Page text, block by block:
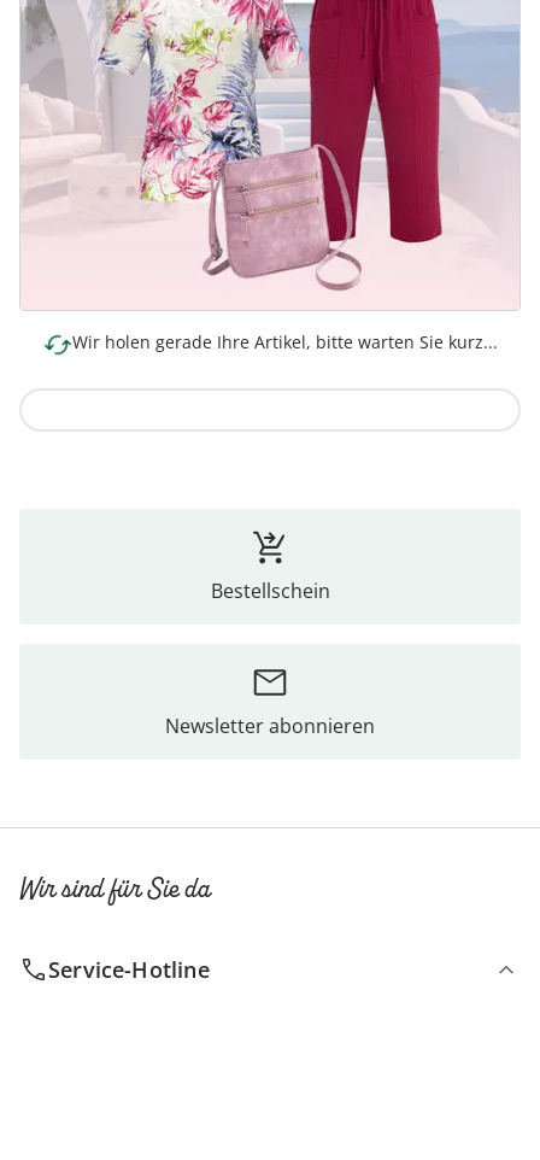
Wir holen gerade Ihre Artikel, bitte warten Sie kurz...
Bestellschein
Newsletter abonnieren
Wir sind für Sie da
Service-Hotline